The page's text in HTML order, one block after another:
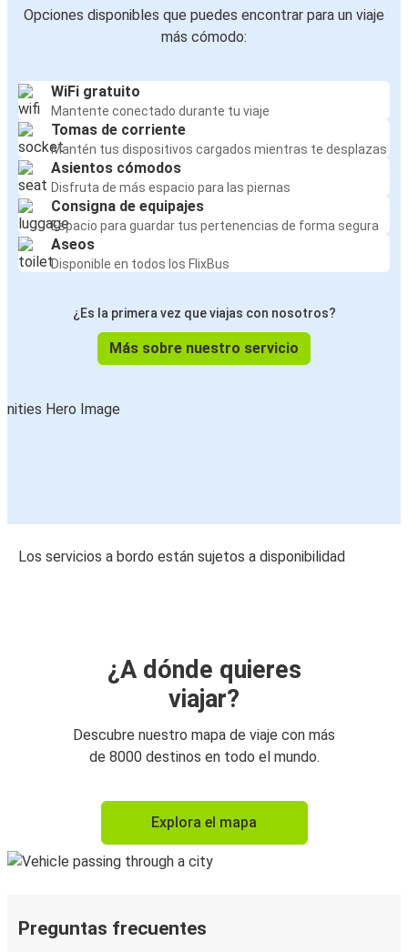
Opciones disponibles que puedes encontrar para un viaje
más cómodo:
WiFi gratuito
Mantente conectado durante tu viaje
Tomas de corriente
Mantén tus dispositivos cargados mientras te desplazas
Asientos cómodos
Disfruta de más espacio para las piernas
Consigna de equipajes
Espacio para guardar tus pertenencias de forma segura
Aseos
Disponible en todos los FlixBus
¿Es la primera vez que viajas con nosotros?
Más sobre nuestro servicio
Los servicios a bordo están sujetos a disponibilidad
¿A dónde quieres
viajar?
Descubre nuestro mapa de viaje con más
de 8000 destinos en todo el mundo.
Explora el mapa
Preguntas frecuentes